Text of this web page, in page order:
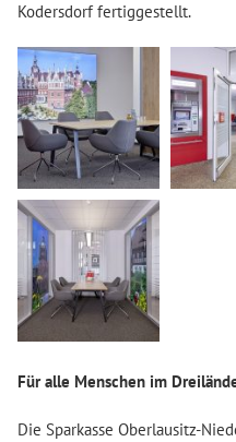
Kodersdorf fertiggestellt.
Für alle Menschen im
Die Sparkasse Oberlausitz-